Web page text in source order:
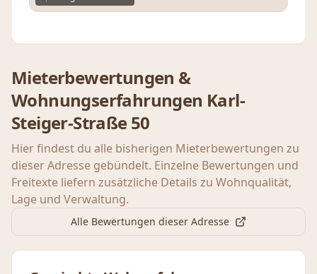
Mieterbewertungen &
Wohnungserfahrungen Karl-
Steiger-Straße 50
Hier findest du alle bisherigen Mieterbewertungen zu
dieser Adresse gebündelt. Einzelne Bewertungen und
Freitexte liefern zusätzliche Details zu Wohnqualität,
Lage und Verwaltung.
Alle Bewertungen dieser Adresse